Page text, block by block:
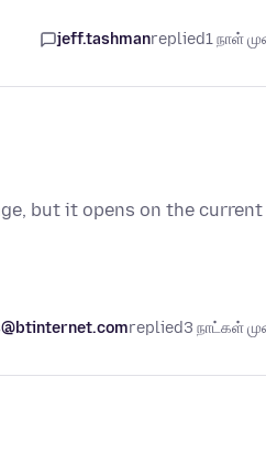
jeff.tashmanreplied1 நாள்
but it opens on the current
replied3 நாட்கள்